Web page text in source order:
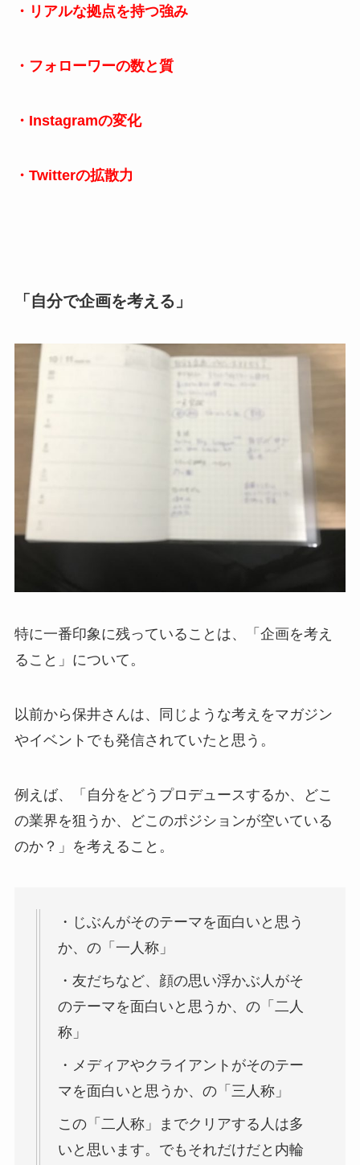
・リアルな拠点を持つ強み
・フォローワーの数と質
・Instagramの変化
・Twitterの拡散力
「自分で企画を考える」
特に一番印象に残っていることは、「企画を考え
ること」について。
以前から保井さんは、同じような考えをマガジン
やイベントでも発信されていたと思う。
例えば、「自分をどうプロデュースするか、どこ
の業界を狙うか、どこのポジションが空いている
のか？」を考えること。
・じぶんがそのテーマを面白いと思う
か、の「一人称」
・友だちなど、顔の思い浮かぶ人がそ
のテーマを面白いと思うか、の「二人
称」
・メディアやクライアントがそのテー
マを面白いと思うか、の「三人称」
この「二人称」までクリアする人は多
いと思います。でもそれだけだと内輪